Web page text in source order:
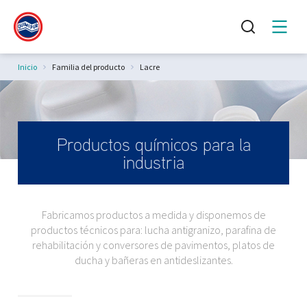
Estás aquí:
Inicio Familia del producto Lacre
Productos químicos para la
industria
Fabricamos productos a medida y disponemos de
productos técnicos para: lucha antigranizo, parafina de
rehabilitación y conversores de pavimentos, platos de
ducha y bañeras en antideslizantes.